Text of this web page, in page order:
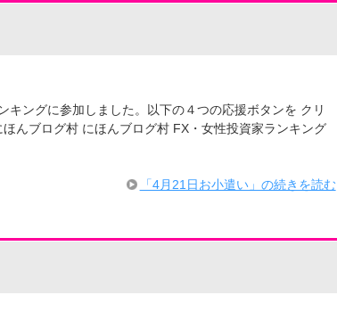
キングに参加しました。以下の４つの応援ボタンを クリ
んブログ村 にほんブログ村 FX・女性投資家ランキング
「4月21日お小遣い」の続きを読む